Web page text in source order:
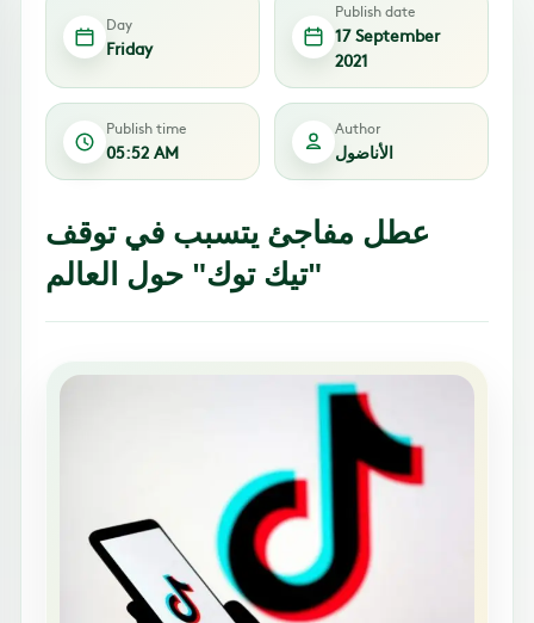
Day
Friday
Publish date
17 September
2021
Publish time
05:52 AM
Author
الأناضول
عطل مفاجئ يتسبب في توقف
"تيك توك" حول العالم